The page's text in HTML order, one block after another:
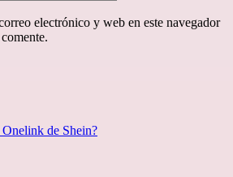
electrónico y web en este navegador
Onelink de Shein?